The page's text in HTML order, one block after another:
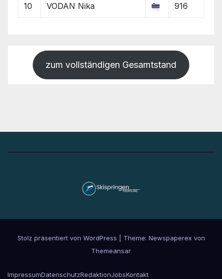
10 VODAN Nika 916
zum vollständigen Gesamtstand
Stolz präsentiert von WordPress
Theme: Newspaperex von
Themeansar
ImpressumDatenschutzRedaktionJobsKontakt